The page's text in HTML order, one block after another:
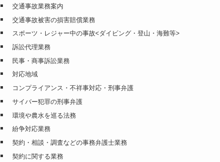
交通事故業務案内
交通事故被害の損害賠償業務
スポーツ・レジャー中の事故<ダイビング・登山・海難等>
訴訟代理業務
民事・商事訴訟業務
対応地域
コンプライアンス・不祥事対応・刑事弁護
サイバー犯罪の刑事弁護
環境や農水を巡る法務
紛争対応業務
契約・相談・調査などの事務弁護士業務
契約に関する業務